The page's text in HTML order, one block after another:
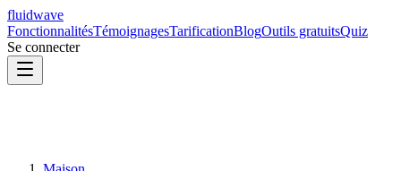
fluidwave
FonctionnalitésTémoignagesTarificationBlogOutils gratuitsQuiz
Se connecter